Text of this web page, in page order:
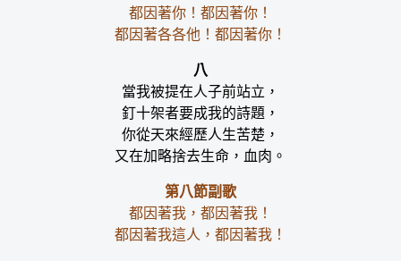
都因著你！都因著你！
都因著各各他！都因著你！
八
當我被提在人子前站立，
釘十架者要成我的詩題，
你從天來經歷人生苦楚，
又在加略捨去生命，血肉。
第八節副歌
都因著我，都因著我！
都因著我這人，都因著我！